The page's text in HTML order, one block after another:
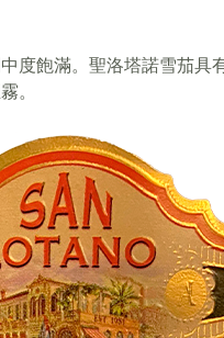
度飽滿。聖洛塔諾雪茄
。